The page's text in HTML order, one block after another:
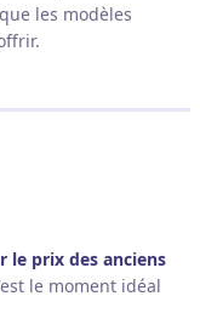
les modèles
le prix des anciens
le moment idéal